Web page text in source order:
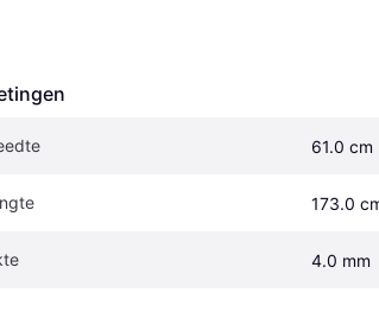
61.0 cm
173.0
4.0 mm